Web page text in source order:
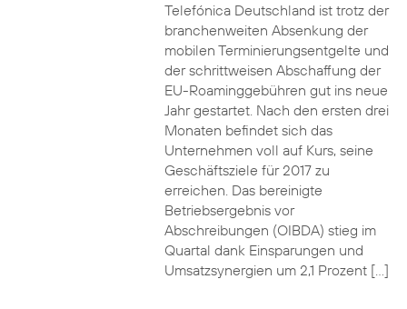
Telefónica Deutschland ist trotz der
branchenweiten Absenkung der
mobilen Terminierungsentgelte und
der schrittweisen Abschaffung der
EU-Roaminggebühren gut ins neue
Jahr gestartet. Nach den ersten drei
Monaten befindet sich das
Unternehmen voll auf Kurs, seine
Geschäftsziele für 2017 zu
erreichen. Das bereinigte
Betriebsergebnis vor
Abschreibungen (OIBDA) stieg im
Quartal dank Einsparungen und
Umsatzsynergien um 2,1 Prozent […]